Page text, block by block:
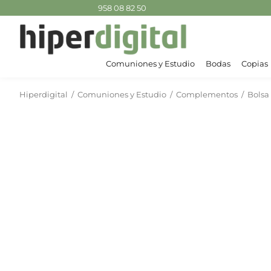
958 08 82 50
Comuniones y Estudio Bodas Copias
Hiperdigital / Comuniones y Estudio / Complementos /